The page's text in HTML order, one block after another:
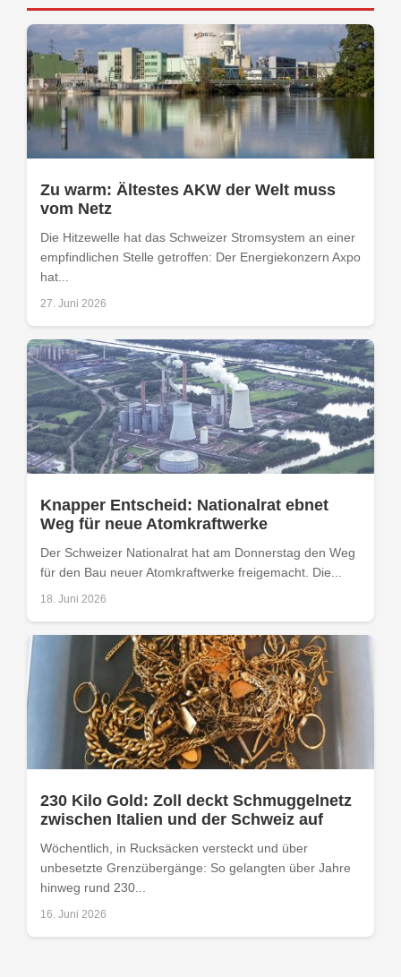
Zu warm: Ältestes AKW der Welt muss
vom Netz
Die Hitzewelle hat das Schweizer Stromsystem an einer
empfindlichen Stelle getroffen: Der Energiekonzern Axpo
hat...
27. Juni 2026
Knapper Entscheid: Nationalrat ebnet
Weg für neue Atomkraftwerke
Der Schweizer Nationalrat hat am Donnerstag den Weg
für den Bau neuer Atomkraftwerke freigemacht. Die...
18. Juni 2026
230 Kilo Gold: Zoll deckt Schmuggelnetz
zwischen Italien und der Schweiz auf
Wöchentlich, in Rucksäcken versteckt und über
unbesetzte Grenzübergänge: So gelangten über Jahre
hinweg rund 230...
16. Juni 2026